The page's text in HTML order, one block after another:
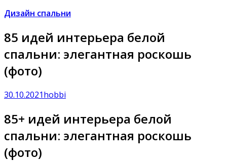
Дизайн спальни
85 идей интерьера белой
спальни: элегантная роскошь
(фото)
30.10.2021hobbi
85+ идей интерьера белой
спальни: элегантная роскошь
(фото)